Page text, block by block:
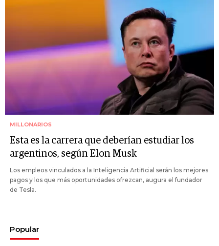
MILLONARIOS
Esta es la carrera que deberían estudiar los
argentinos, según Elon Musk
Los empleos vinculados a la Inteligencia Artificial serán los mejores
pagos y los que más oportunidades ofrezcan, augura el fundador
de Tesla.
Popular